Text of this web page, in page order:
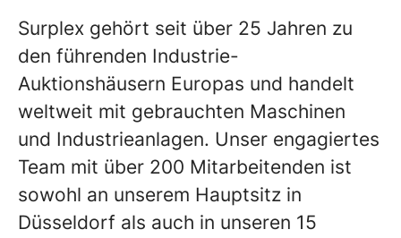
Surplex gehört seit über 25 Jahren zu
den führenden Industrie-
Auktionshäusern Europas und handelt
weltweit mit gebrauchten Maschinen
und Industrieanlagen. Unser engagiertes
Team mit über 200 Mitarbeitenden ist
sowohl an unserem Hauptsitz in
Düsseldorf als auch in unseren 15